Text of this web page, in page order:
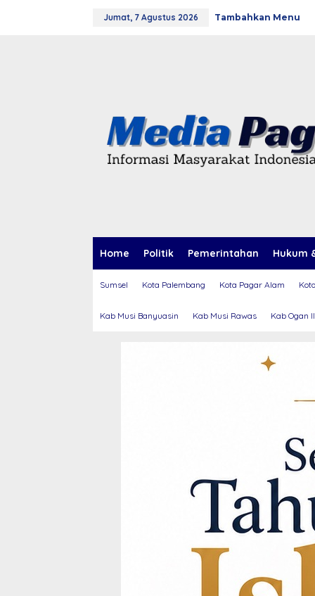
Jumat, 7 Agustus 2026 Tambahkan Menu
Home Politik Pemerintahan Hukum
Sumsel Kota Palembang Kota Pagar Alam
Kab Musi Banyuasin Kab Musi Rawas Kab Ogan